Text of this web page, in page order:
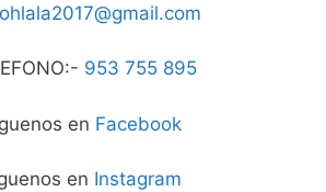
953 755 895
en Facebook
en Instagram